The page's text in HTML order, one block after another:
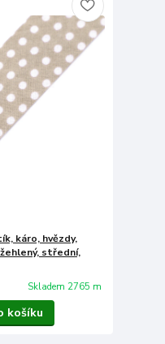
káro, hvězdy,
střední,
Skladem 2765 m
košíku